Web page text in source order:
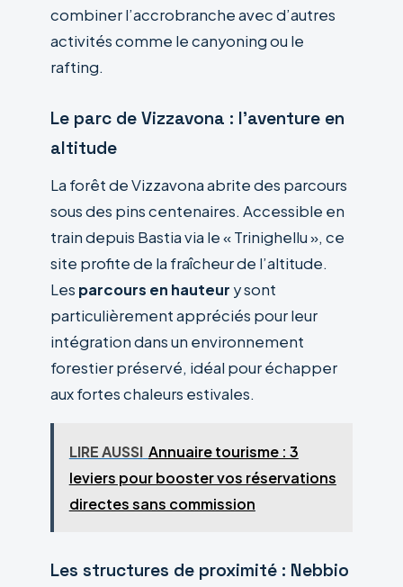
combiner l’accrobranche avec d’autres
activités comme le canyoning ou le
rafting.
Le parc de Vizzavona : l’aventure en
altitude
La forêt de Vizzavona abrite des parcours
sous des pins centenaires. Accessible en
train depuis Bastia via le « Trinighellu », ce
site profite de la fraîcheur de l’altitude.
Les parcours en hauteur y sont
particulièrement appréciés pour leur
intégration dans un environnement
forestier préservé, idéal pour échapper
aux fortes chaleurs estivales.
LIRE AUSSI Annuaire tourisme : 3
leviers pour booster vos réservations
directes sans commission
Les structures de proximité : Nebbio